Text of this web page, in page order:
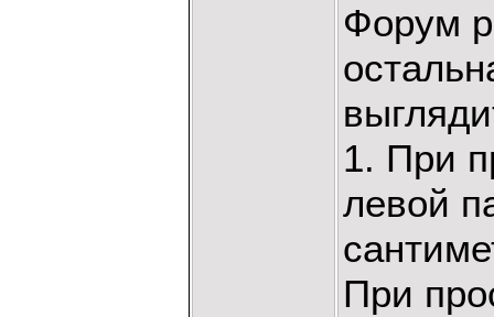
Форум
1. При
левой
При